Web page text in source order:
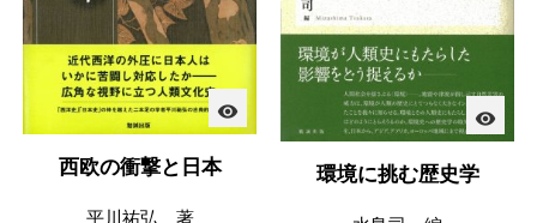
visibility
西欧の衝撃と日本
平川祐弘 著
visibility
環境に挑む歴史学